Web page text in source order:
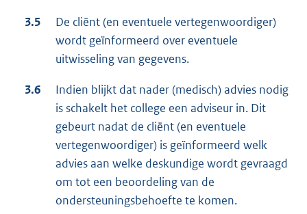
3.5
De cliënt (en eventuele vertegenwoordiger)
wordt geïnformeerd over eventuele
uitwisseling van gegevens.
3.6
Indien blijkt dat nader (medisch) advies nodig
is schakelt het college een adviseur in. Dit
gebeurt nadat de cliënt (en eventuele
vertegenwoordiger) is geïnformeerd welk
advies aan welke deskundige wordt gevraagd
om tot een beoordeling van de
ondersteuningsbehoefte te komen.